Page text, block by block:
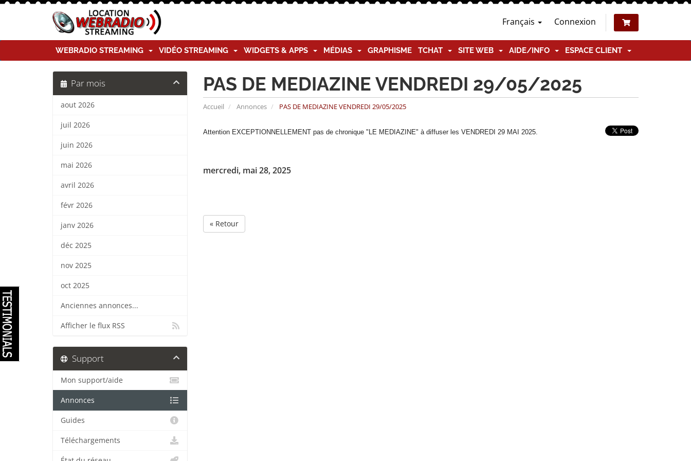
Français Connexion
WEBRADIO STREAMING VIDÉO STREAMING WIDGETS & APPS MÉDIAS GRAPHISME TCHAT SITE WEB AIDE/INFO ESPACE CLIENT
PAS DE MEDIAZINE VENDREDI 29/05/2025
Accueil Annonces PAS DE MEDIAZINE VENDREDI 29/05/2025
Par mois
aout 2026
juil 2026
juin 2026
mai 2026
avril 2026
févr 2026
janv 2026
déc 2025
nov 2025
oct 2025
Anciennes annonces...
Afficher le flux RSS
Attention EXCEPTIONNELLEMENT pas de chronique "LE MEDIAZINE" à diffuser les VENDREDI 29 MAI 2025.
mercredi, mai 28, 2025
« Retour
Support
Mon support/aide
Annonces
Guides
Téléchargements